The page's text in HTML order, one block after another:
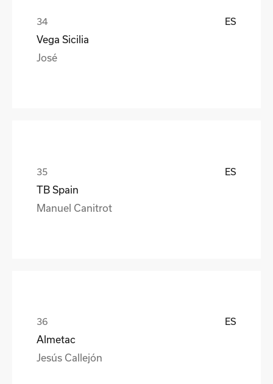
ES
Vega Sicilia
José
ES
TB Spain
Manuel Canitrot
ES
Almetac
Jesús Callejón